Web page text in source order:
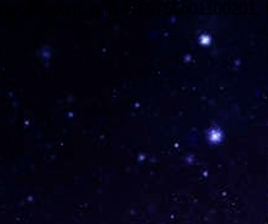
google.com, pub-